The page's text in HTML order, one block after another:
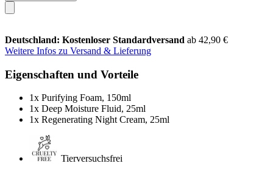
Deutschland: Kostenloser Standardversand ab 42,90 €
Weitere Infos zu Versand & Lieferung
Eigenschaften und Vorteile
1x Purifying Foam, 150ml
1x Deep Moisture Fluid, 25ml
1x Regenerating Night Cream, 25ml
Tierversuchsfrei